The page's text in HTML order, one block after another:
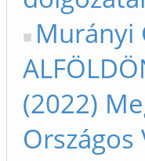
Murányi
(2022)